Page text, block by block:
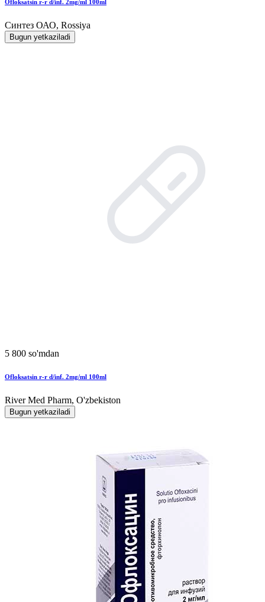
Ofloksatsin r-r d/inf. 2mg/ml 100ml
Синтез ОАО, Rossiya
Bugun yetkaziladi
5 800 so'mdan
Ofloksatsin r-r d/inf. 2mg/ml 100ml
River Med Pharm, O'zbekiston
Bugun yetkaziladi